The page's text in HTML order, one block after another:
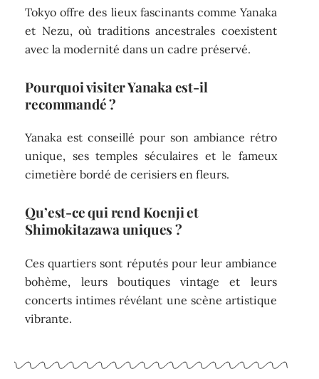
Tokyo offre des lieux fascinants comme Yanaka
et Nezu, où traditions ancestrales coexistent
avec la modernité dans un cadre préservé.
Pourquoi visiter Yanaka est-il
recommandé ?
Yanaka est conseillé pour son ambiance rétro
unique, ses temples séculaires et le fameux
cimetière bordé de cerisiers en fleurs.
Qu’est-ce qui rend Koenji et
Shimokitazawa uniques ?
Ces quartiers sont réputés pour leur ambiance
bohème, leurs boutiques vintage et leurs
concerts intimes révélant une scène artistique
vibrante.